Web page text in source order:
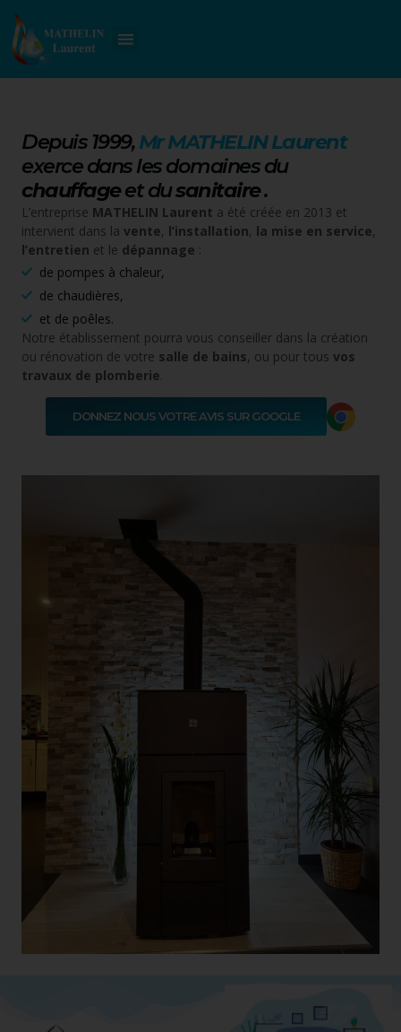
Depuis 1999,Mr MATHELIN Laurent
exerce dans les domaines du
chauffageet dusanitaire.
L’entreprise MATHELIN Laurent a été créée en 2013 et
intervient dans la vente, l’installation, la mise en service,
l’entretien et le dépannage :
de pompes à chaleur,
de chaudières,
et de poêles.
Notre établissement pourra vous conseiller dans la création
ou rénovation de votre salle de bains, ou pour tous vos
travaux de plomberie.
DONNEZ NOUS VOTRE AVIS SUR GOOGLE